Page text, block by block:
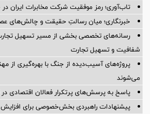
تاب‌آوری؛ رمز موفقیت شرکت مخابرات ایران
خبرنگاری؛ میان رسالتِ حقیقت و چالش‌های
رسانه‌های تخصصی بخشی از مسیر تسهیل
شفافیت و تسهیل تجارت
پروژه‌های آسیب‌دیده از جنگ با بهره‌گیری از
می‌شوند
پاسخ به پرسش‌های پرتکرار فعالان اقتصادی
پیشنهادات راهبردی بخش‌خصوصی برای